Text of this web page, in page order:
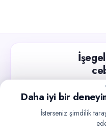
Güncel iş ilanlarını
Daha iyi bir
İsterseniz şimdilik